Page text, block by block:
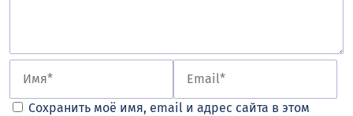
Сохранить моё имя, email и адрес сайта в этом